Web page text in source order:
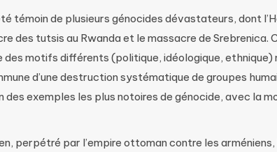
témoin de plusieurs génocides dévastateurs, dont
des tutsis au Rwanda et le massacre de Srebrenica.
des motifs différents (politique, idéologique,
d’une destruction systématique de groupes
des exemples les plus notoires de génocide, avec la
perpétré par l’empire ottoman contre les